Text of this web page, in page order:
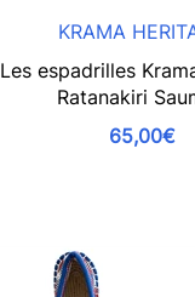
KRAMA
Les espadrilles
Ratanakiri
65,00€